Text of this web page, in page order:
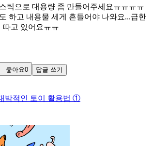
틱으로 대용량 좀 만들어주세요ㅠㅠㅠㅠ
하고 내용물 세게 흔들어야 나와요...급한
따고 있어요ㅠㅠ
좋아요0 답글 쓰기
박적인 토이 활용법 ①